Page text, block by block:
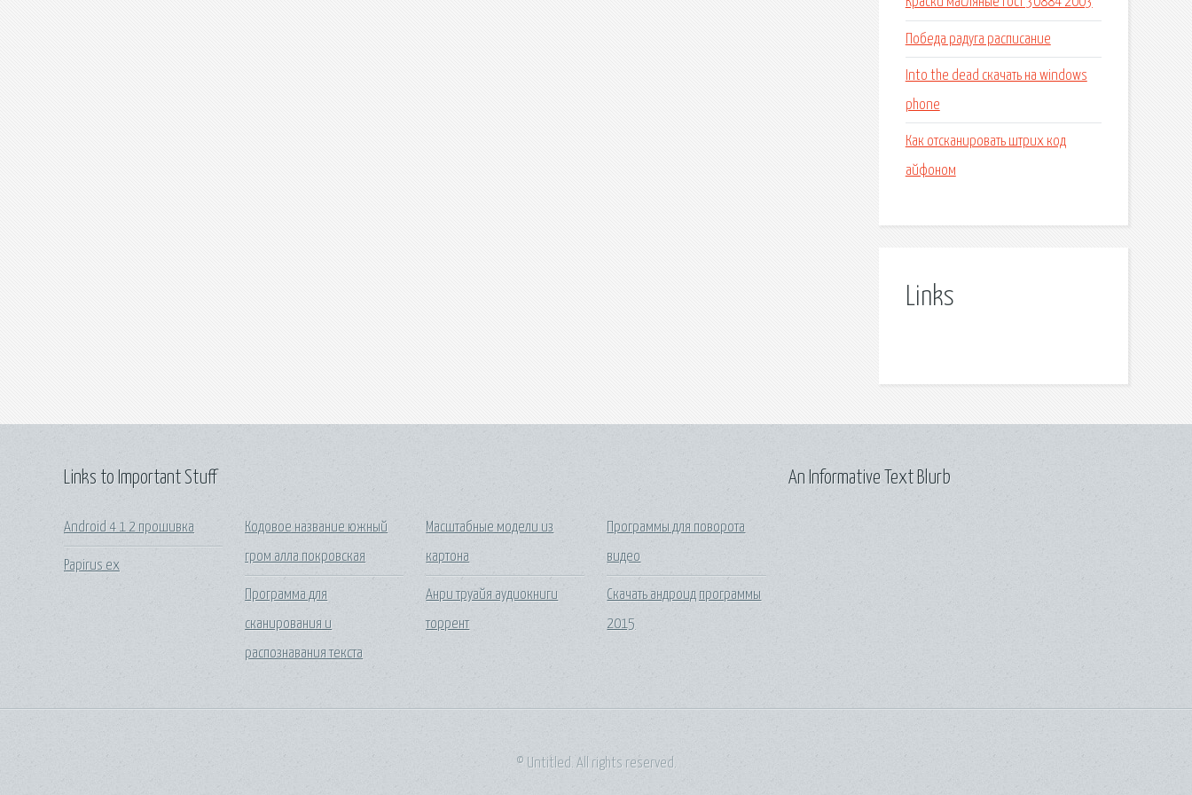
Победа радуга расписание
Into the dead скачать на windows
phone
Как отсканировать штрих код
айфоном
Links
Links to Important Stuff
Android 4 1 2 прошивка
Papirus ex
Кодовое название южный
гром алла покровская
Программа для
сканирования и
распознавания текста
Масштабные модели из
картона
Анри труайя аудиокниги
торрент
Программы для поворота
видео
Скачать андроид программы
2015
An Informative Text Blurb
© Untitled. All rights reserved.